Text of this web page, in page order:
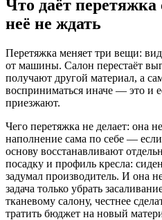
Что даёт перетяжка
неё не ждать
Перетяжка меняет три вещи:
от машины. Салон перестаёт
получают другой материал, а
восприниматься иначе — это и
приезжают.
Чего перетяжка не делает: она
наполнение сама по себе —
основу восстанавливают
посадку и профиль кресла:
задумал производитель. И она
задача только убрать
тканевому салону, честнее
тратить бюджет на новый